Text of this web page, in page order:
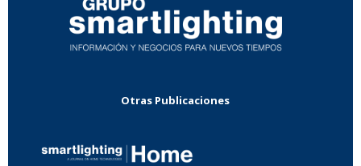
Otras Publicaciones